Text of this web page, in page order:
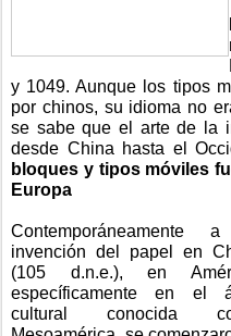
y 1049. Aunque los tipos
por chinos, su idioma no
se sabe que el arte de la
desde China hasta el
bloques y tipos móviles
Europa
Contemporáneamente
invención del papel en
(105 d.n.e.), en
específicamente en el
cultural conocida